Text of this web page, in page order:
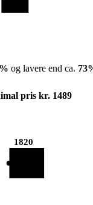
og lavere end ca. 73
pris kr. 1489
1820